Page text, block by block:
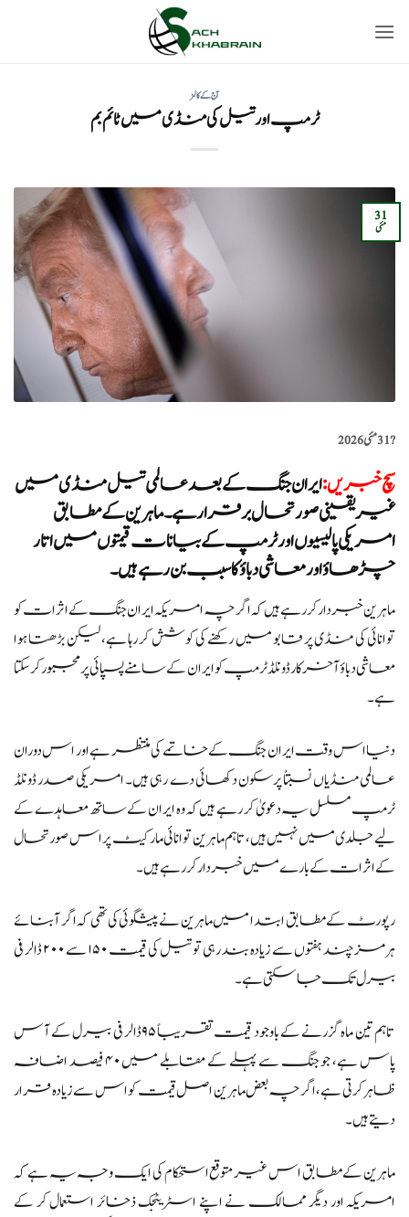
آج کے کالمز
ٹرمپ اور تیل کی منڈی میں ٹائم بم
31
مئی
?️31 مئی 2026
سچ خبریں:ایران جنگ کے بعد عالمی تیل منڈی میں
غیر یقینی صورتحال برقرار ہے۔ ماہرین کے مطابق
امریکی پالیسیوں اور ٹرمپ کے بیانات قیمتوں میں اتار
چڑھاؤ اور معاشی دباؤ کا سبب بن رہے ہیں۔
ماہرین خبردار کر رہے ہیں کہ اگرچہ امریکہ ایران جنگ کے اثرات کو
توانائی کی منڈی پر قابو میں رکھنے کی کوشش کر رہا ہے، لیکن بڑھتا ہوا
معاشی دباؤ آخرکار ڈونلڈ ٹرمپ کو ایران کے سامنے پسپائی پر مجبور کر سکتا
ہے۔
دنیا اس وقت ایران جنگ کے خاتمے کی منتظر ہے اور اس دوران
عالمی منڈیاں نسبتاً پرسکون دکھائی دے رہی ہیں۔ امریکی صدر ڈونلڈ
ٹرمپ مسلسل یہ دعویٰ کر رہے ہیں کہ وہ ایران کے ساتھ معاہدے کے
لیے جلدی میں نہیں ہیں، تاہم ماہرین توانائی مارکیٹ پر اس صورتحال
کے اثرات کے بارے میں خبردار کر رہے ہیں۔
رپورٹ کے مطابق ابتدا میں ماہرین نے پیشگوئی کی تھی کہ اگر آبنائے
ہرمز چند ہفتوں سے زیادہ بند رہی تو تیل کی قیمت ۱۵۰ سے ۲۰۰ ڈالر فی
بیرل تک جا سکتی ہے۔
تاہم تین ماہ گزرنے کے باوجود قیمت تقریباً ۹۵ ڈالر فی بیرل کے آس
پاس ہے، جو جنگ سے پہلے کے مقابلے میں ۴۰ فیصد اضافہ
ظاہر کرتی ہے، اگرچہ بعض ماہرین اصل قیمت کو اس سے زیادہ قرار
دیتے ہیں۔
ماہرین کے مطابق اس غیر متوقع استحکام کی ایک وجہ یہ ہے کہ
امریکہ اور دیگر ممالک نے اپنے اسٹریٹجک ذخائر استعمال کر کے